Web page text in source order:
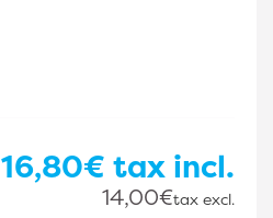
16,80€ tax incl.
14,00€tax excl.